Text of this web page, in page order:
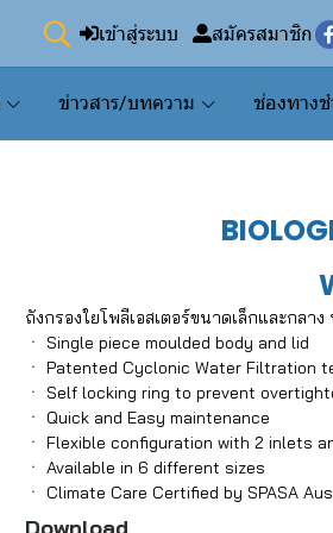
เข้าสู่ระบบ สมัครสมาชิก
ข่าวสาร/บทความ ช่องทางช
ถังกรองใยโพลีเอสเตอร์ขนาดเล็กและกลา
ㆍ Single piece moulded body and lid
ㆍ Patented Cyclonic Water Filtration
ㆍ Self locking ring to prevent
ㆍ Quick and Easy maintenance
ㆍ Flexible configuration with 2 inlets
ㆍ Available in 6 different sizes
ㆍ Climate Care Certified by SPASA